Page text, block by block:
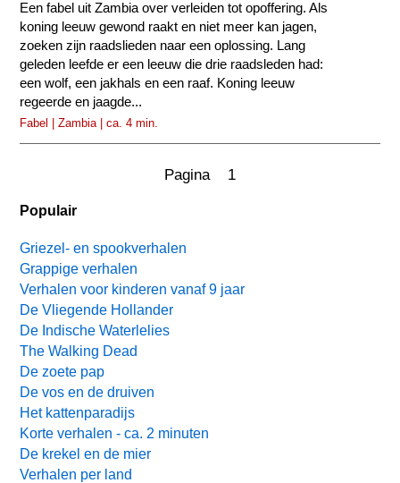
Een fabel uit Zambia over verleiden tot opoffering. Als
koning leeuw gewond raakt en niet meer kan jagen,
zoeken zijn raadslieden naar een oplossing. Lang
geleden leefde er een leeuw die drie raadsleden had:
een wolf, een jakhals en een raaf. Koning leeuw
regeerde en jaagde...
Fabel | Zambia | ca. 4 min.
Pagina 1
Populair
Griezel- en spookverhalen
Grappige verhalen
Verhalen voor kinderen vanaf 9 jaar
De Vliegende Hollander
De Indische Waterlelies
The Walking Dead
De zoete pap
De vos en de druiven
Het kattenparadijs
Korte verhalen - ca. 2 minuten
De krekel en de mier
Verhalen per land